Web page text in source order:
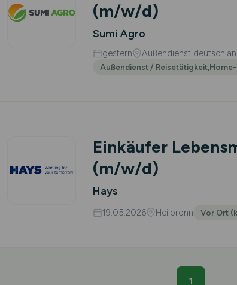
(m/w/d)
Sumi Agro
gestern Außendienst
Außendienst /
Einkäufer
(m/w/d)
Hays
19.05.2026 Heilbronn Vor Ort
1